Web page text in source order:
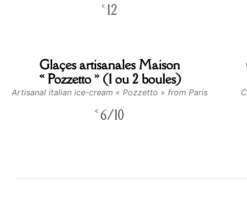
€ 12
Glaçes artisanales Maison
« Pozzetto » (1 ou 2 boules)
Artisanal italian ice-cream « Pozzetto » from Paris
€ 6/10